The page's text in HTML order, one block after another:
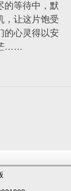
的等待中，默
，让这片饱受
的心灵得以安
……